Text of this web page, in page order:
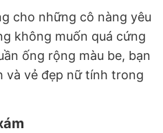
cho những cô nàng yêu
không muốn quá cứng
ống rộng màu be, bạn
và vẻ đẹp nữ tính trong